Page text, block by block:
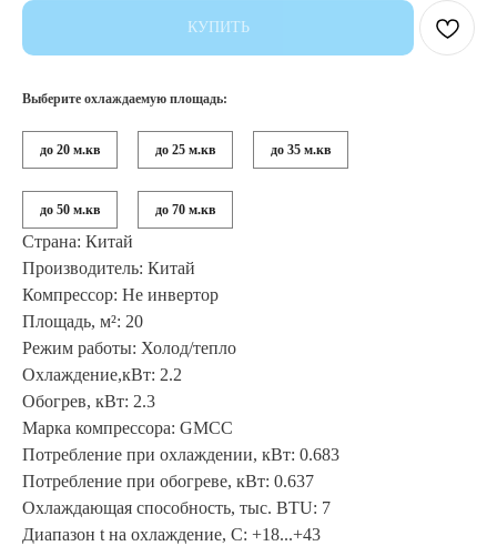
КУПИТЬ
Выберите охлаждаемую площадь:
до 20 м.кв до 25 м.кв до 35 м.кв
до 50 м.кв до 70 м.кв
Страна: Китай
Производитель: Китай
Компрессор: Не инвертор
Площадь, м²: 20
Режим работы: Холод/тепло
Охлаждение,кВт: 2.2
Обогрев, кВт: 2.3
Марка компрессора: GMCC
Потребление при охлаждении, кВт: 0.683
Потребление при обогреве, кВт: 0.637
Охлаждающая способность, тыс. BTU: 7
Диапазон t на охлаждение, С: +18...+43